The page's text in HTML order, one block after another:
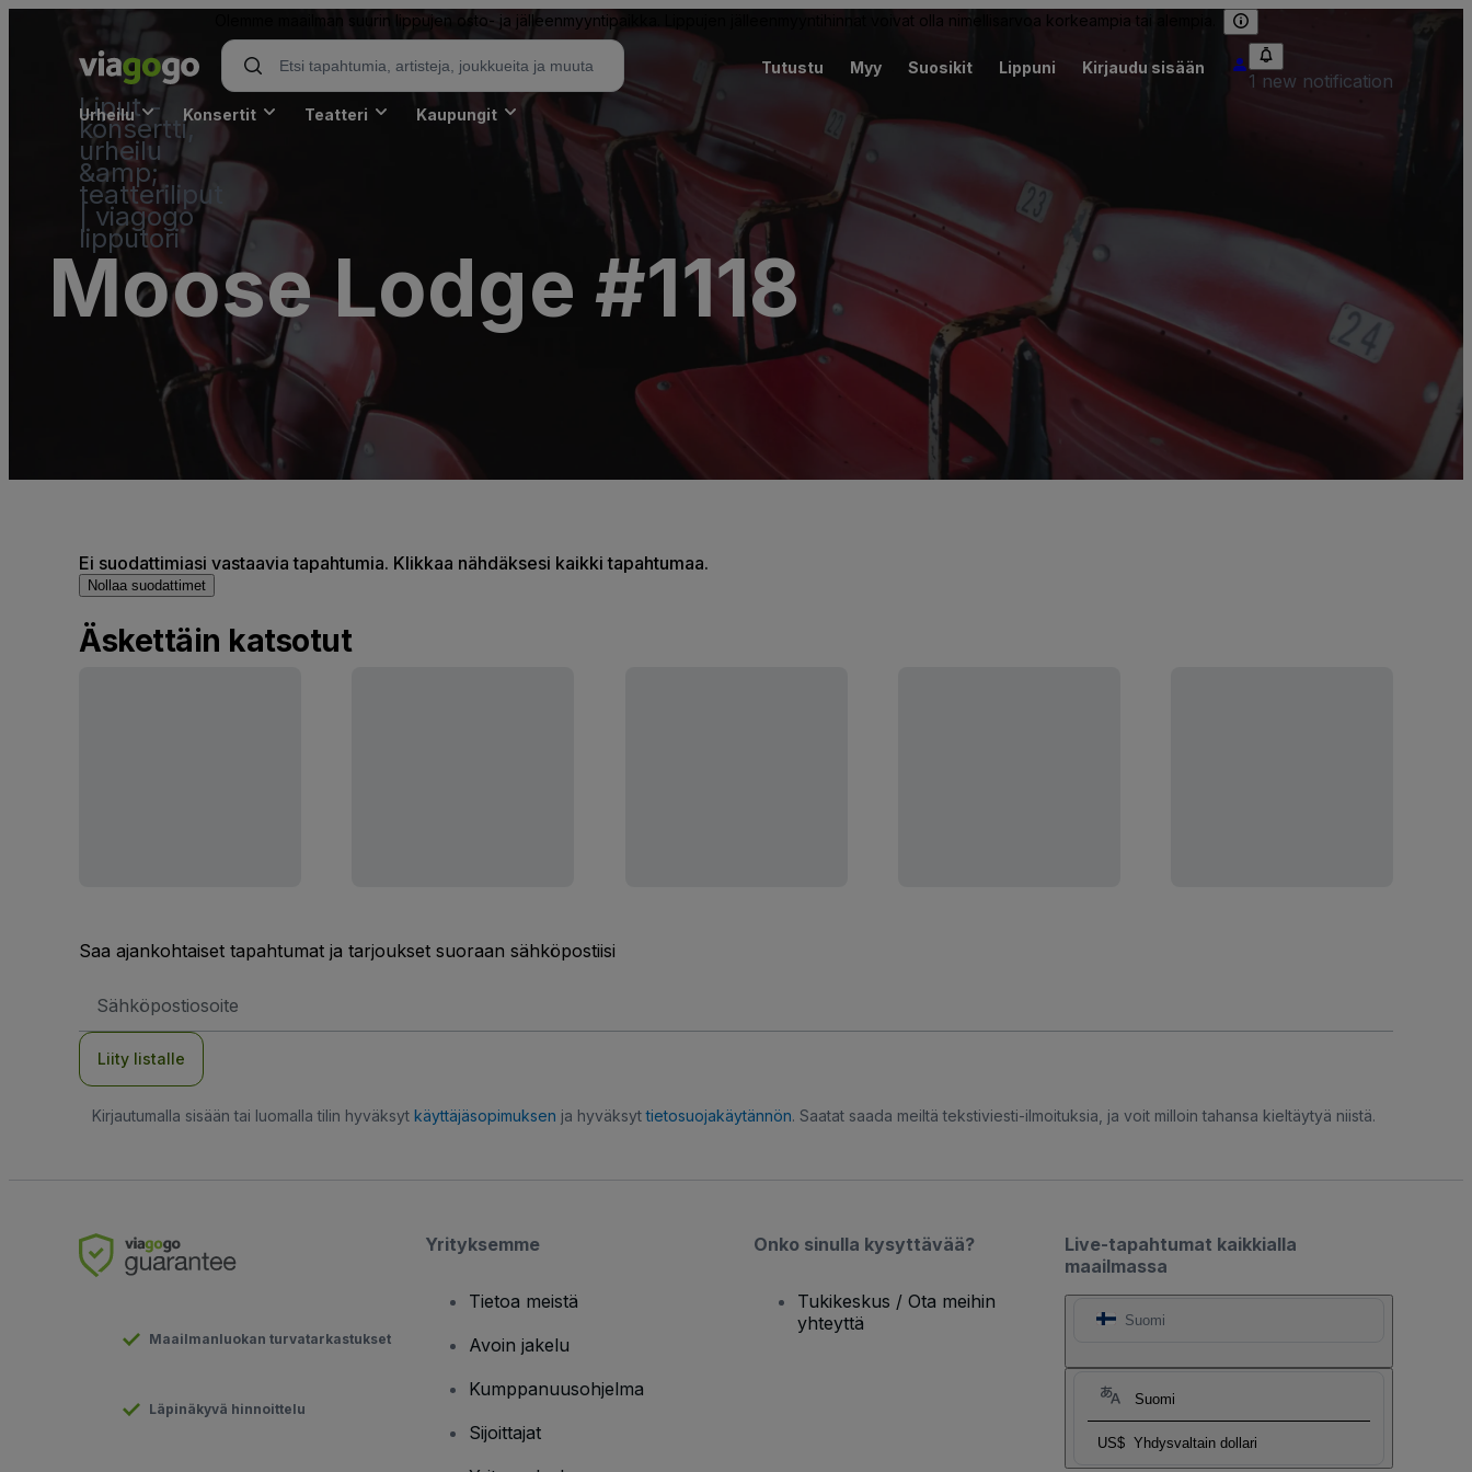
Olemme maailman suurin lippujen osto- ja jälleenmyyntipaikka. Lippujen jälleenmyyntihinnat voivat olla nimellisarvoa korkeampia tai alempia.
Liput -
konsertti,
urheilu
&amp;
teatteriliput
| viagogo
lipputori
Tutustu Myy Suosikit Lippuni Kirjaudu sisään
1 new notification
Urheilu Konsertit Teatteri Kaupungit
Moose Lodge #1118
Ei suodattimiasi vastaavia tapahtumia. Klikkaa nähdäksesi kaikki tapahtumaa.
Nollaa suodattimet
Äskettäin katsotut
Saa ajankohtaiset tapahtumat ja tarjoukset suoraan sähköpostiisi
Liity listalle
Kirjautumalla sisään tai luomalla tilin hyväksyt käyttäjäsopimuksen ja hyväksyttietosuojakäytännön. Saatat saada meiltä tekstiviesti-ilmoituksia, ja voit milloin tahansa kieltäytyä niistä.
Live-tapahtumat kaikkialla
maailmassa
Suomi
Suomi
US$ Yhdysvaltain dollari
Maailmanluokan turvatarkastukset
Läpinäkyvä hinnoittelu
Yrityksemme
Tietoa meistä
Avoin jakelu
Kumppanuusohjelma
Sijoittajat
Onko sinulla kysyttävää?
Tukikeskus / Ota meihin
yhteyttä